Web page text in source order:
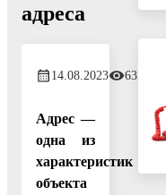
адреса
14.08.2023 635
Адрес —
одна из
характеристик
объекта